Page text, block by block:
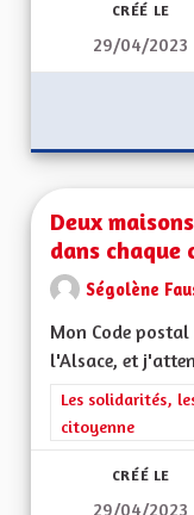
CRÉÉ LE
29/04/2023
Deux
dans chaque
Ségolène
Mon Code
l'Alsace, et
Filtrer les
Les solidarités,
citoyenne
CRÉÉ LE
29/04/2023